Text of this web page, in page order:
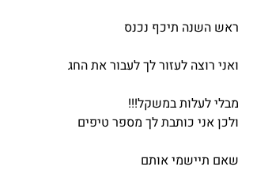
ראש השנה תיכף נכנס
ואני רוצה לעזור לך לעבור את החג
מבלי לעלות במשקל!!!
ולכן אני כותבת לך מספר טיפים
שאם תיישמי אותם